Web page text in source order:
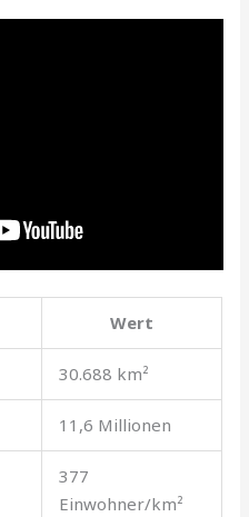
Wert
30.688 km²
11,6 Millionen
377
Einwohner/km²